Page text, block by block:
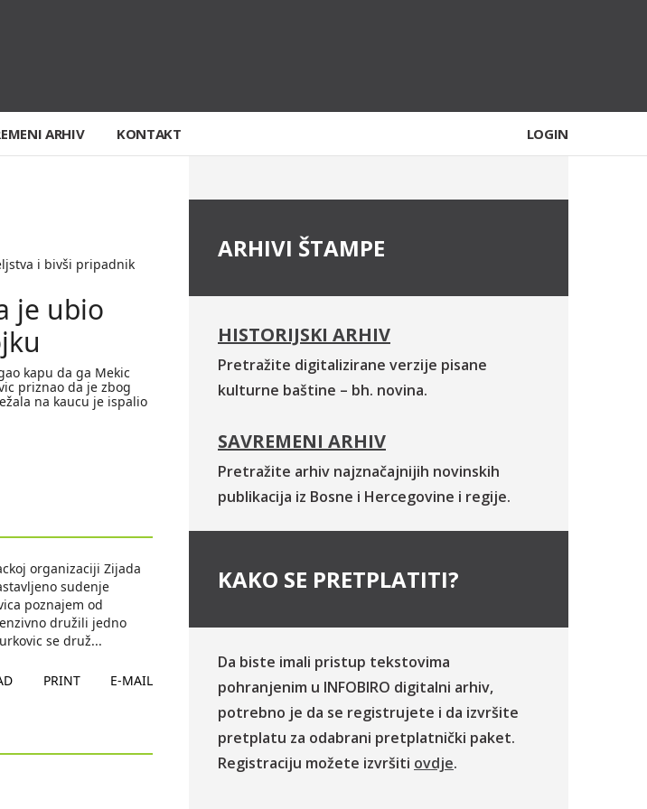
ARHIV KONTAKT LOGIN
i bivši pripadnik
je ubio
kapu da ga Mekic
priznao da je zbog
na kaucu je ispalio
organizaciji Zijada
sudenje
poznajem od
družili jedno
se druž...
PRINT E-MAIL
ARHIVI ŠTAMPE
HISTORIJSKI ARHIV
Pretražite digitalizirane verzije pisane
kulturne baštine – bh. novina.
SAVREMENI ARHIV
Pretražite arhiv najznačajnijih novinskih
publikacija iz Bosne i Hercegovine i regije.
KAKO SE PRETPLATITI?
Da biste imali pristup tekstovima
pohranjenim u INFOBIRO digitalni arhiv,
potrebno je da se registrujete i da izvršite
pretplatu za odabrani pretplatnički paket.
Registraciju možete izvršiti ovdje.